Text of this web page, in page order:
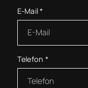
E-Mail*
Telefon *